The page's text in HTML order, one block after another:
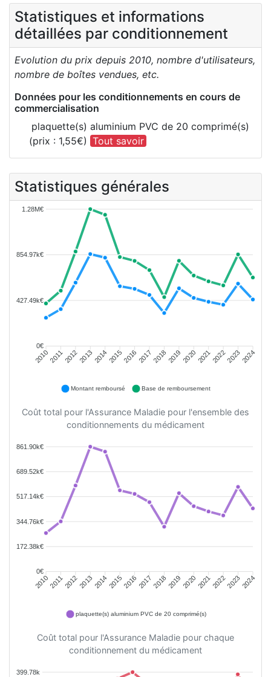
Statistiques et informations
détaillées par conditionnement
Evolution du prix depuis 2010, nombre d'utilisateurs,
nombre de boîtes vendues, etc.
Données pour les conditionnements en cours de
commercialisation
plaquette(s) aluminium PVC de 20 comprimé(s)
(prix : 1,55€) Tout savoir
Statistiques générales
1.28M€
854.97k€
427.49k€
0€
201020112012201320142015201620172018201920202021202220232024
Montant remboursé Base de remboursement
Coût total pour l'Assurance Maladie pour l'ensemble des
conditionnements du médicament
861.90k€
689.52k€
517.14k€
344.76k€
172.38k€
0€
201020112012201320142015201620172018201920202021202220232024
plaquette(s) aluminium PVC de 20 comprimé(s)
Coût total pour l'Assurance Maladie pour chaque
conditionnement du médicament
399.78k